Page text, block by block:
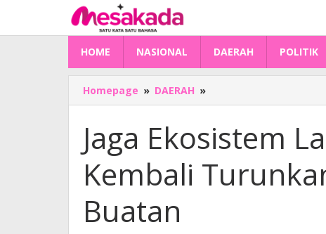
konten
HOME NASIONAL DAERAH POLITIK
Homepage » DAERAH »
Ekosistem
Lanal
Mamuju
Kembali
Turunkan
Jaga Ekosistem
Kembali
Buatan